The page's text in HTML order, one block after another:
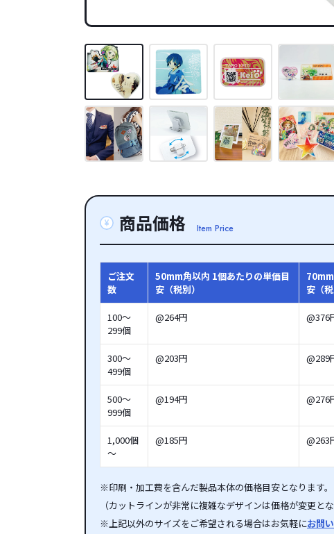
商品価格 Item Price
ご注文
数
50mm角以内 1個あたりの単価目
安（税別）
安（税
100～
299個
@264円 @376
300～
499個
@203円 @289
500～
999個
@194円 @276
1,000個
～
@185円 @263
※印刷・加工費を含んだ製品本体の価格目安となります。
（カットラインが非常に複雑なデザインは価格が変更と
※上記以外のサイズをご希望される場合はお気軽にお問